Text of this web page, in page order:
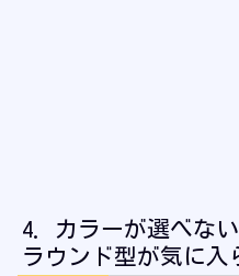
カラーが選べな
ラウンド型が気に入